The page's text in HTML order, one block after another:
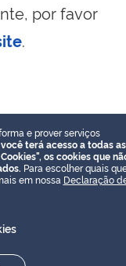
por favor
.
e prover serviços
terá acesso a todas as
os cookies que
Para escolher quais
em nossa Declaração